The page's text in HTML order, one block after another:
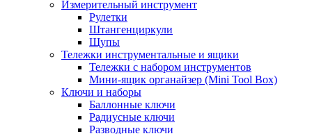
Измерительный инструмент
Рулетки
Штангенциркули
Щупы
Тележки инструментальные и ящики
Тележки с набором инструментов
Мини-ящик органайзер (Mini Tool Box)
Ключи и наборы
Баллонные ключи
Радиусные ключи
Разводные ключи